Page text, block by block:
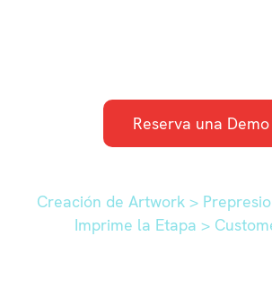
Reserva una Demo
Creación de Artwork >
Imprime la Etapa >